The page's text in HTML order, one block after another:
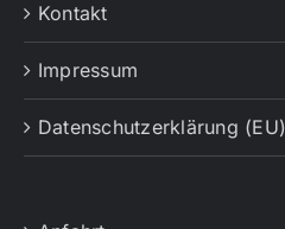
Kontakt
Impressum
Datenschutzerklärung (EU)